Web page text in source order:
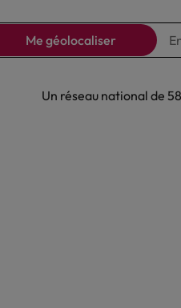
8 ans
Me géolocaliser
Un réseau national de